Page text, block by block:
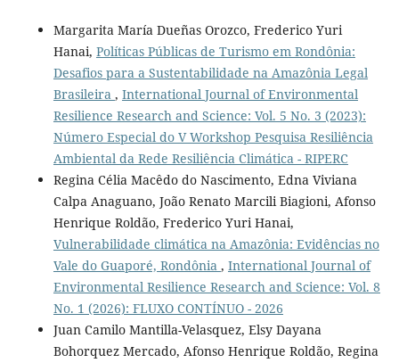
Margarita María Dueñas Orozco, Frederico Yuri
Hanai, Políticas Públicas de Turismo em Rondônia:
Desafios para a Sustentabilidade na Amazônia Legal
Brasileira , International Journal of Environmental
Resilience Research and Science: Vol. 5 No. 3 (2023):
Número Especial do V Workshop Pesquisa Resiliência
Ambiental da Rede Resiliência Climática - RIPERC
Regina Célia Macêdo do Nascimento, Edna Viviana
Calpa Anaguano, João Renato Marcili Biagioni, Afonso
Henrique Roldão, Frederico Yuri Hanai,
Vulnerabilidade climática na Amazônia: Evidências no
Vale do Guaporé, Rondônia , International Journal of
Environmental Resilience Research and Science: Vol. 8
No. 1 (2026): FLUXO CONTÍNUO - 2026
Juan Camilo Mantilla-Velasquez, Elsy Dayana
Bohorquez Mercado, Afonso Henrique Roldão, Regina